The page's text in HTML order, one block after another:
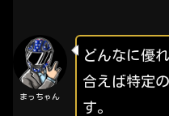
まっちゃん
どんなに優
合えば特定
す。